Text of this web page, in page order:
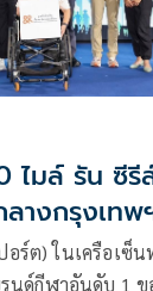
ไมล์ รัน ซี
ลางกรุงเทพ
ร์ต) ในเครือเซ็น
นด์กีฬาอันดับ 1 ข